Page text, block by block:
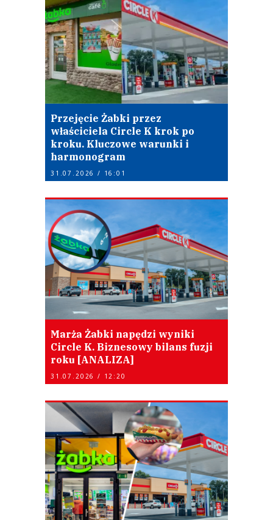
Przejęcie Żabki przez
właściciela Circle K krok po
kroku. Kluczowe warunki i
harmonogram
31.07.2026 / 16:01
Marża Żabki napędzi wyniki
Circle K. Biznesowy bilans fuzji
roku [ANALIZA]
31.07.2026 / 12:20